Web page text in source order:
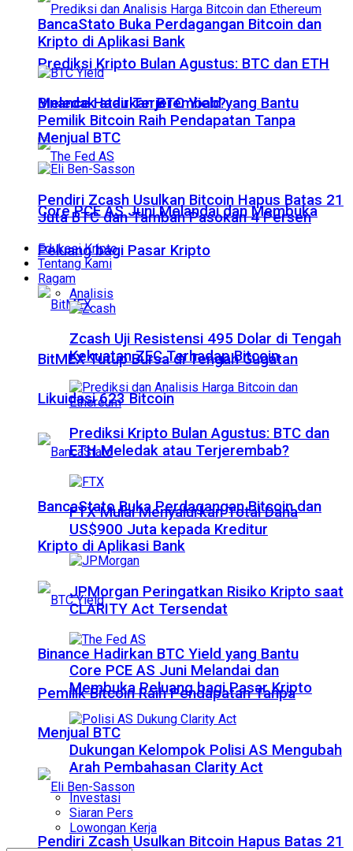
Prediksi Kripto Bulan Agustus: BTC dan ETH
Meledak atau Terjerembab?
Core PCE AS Juni Melandai dan Membuka
Peluang bagi Pasar Kripto
BitMEX Tutup Bursa di Tengah Gugatan
Likuidasi 623 Bitcoin
BancaStato Buka Perdagangan Bitcoin dan
Kripto di Aplikasi Bank
Binance Hadirkan BTC Yield yang Bantu
Pemilik Bitcoin Raih Pendapatan Tanpa
Menjual BTC
Pendiri Zcash Usulkan Bitcoin Hapus Batas 21
BancaStato Buka Perdagangan Bitcoin dan
Kripto di Aplikasi Bank
Binance Hadirkan BTC Yield yang Bantu
Pemilik Bitcoin Raih Pendapatan Tanpa
Menjual BTC
Pendiri Zcash Usulkan Bitcoin Hapus Batas 21
Juta BTC dan Tambah Pasokan 4 Persen
Edukasi Kripto
Tentang Kami
Ragam
Analisis
Zcash Uji Resistensi 495 Dolar di Tengah
Kekuatan ZEC Terhadap Bitcoin
Prediksi Kripto Bulan Agustus: BTC dan
ETH Meledak atau Terjerembab?
FTX Mulai Menyalurkan Total Dana
US$900 Juta kepada Kreditur
JPMorgan Peringatkan Risiko Kripto saat
CLARITY Act Tersendat
Core PCE AS Juni Melandai dan
Membuka Peluang bagi Pasar Kripto
Dukungan Kelompok Polisi AS Mengubah
Arah Pembahasan Clarity Act
Investasi
Siaran Pers
Lowongan Kerja